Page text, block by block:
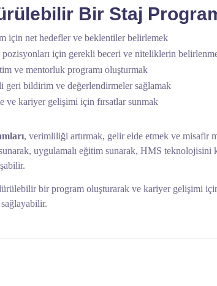
Bir Staj
için net hedefler ve beklentiler belirlemek
pozisyonları için gerekli beceri ve niteliklerin
ve mentorluk programı oluşturmak
geri bildirim ve değerlendirmeler sağlamak
ve kariyer gelişimi için fırsatlar sunmak
, verimliliği artırmak, gelir elde etmek ve misafir
sunarak, uygulamalı eğitim sunarak, HMS
bir program oluşturarak ve kariyer gelişimi